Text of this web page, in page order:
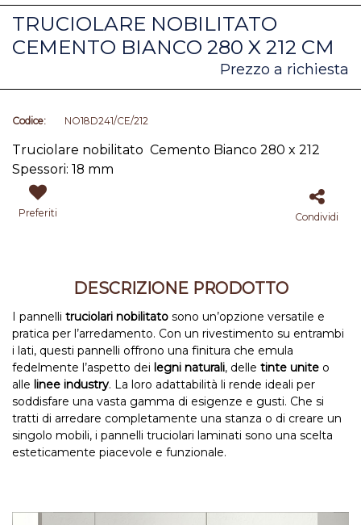
TRUCIOLARE NOBILITATO
CEMENTO BIANCO 280 X 212 CM
Prezzo a richiesta
Codice: NO18D241/CE/212
Truciolare nobilitato Cemento Bianco 280 x 212
Spessori: 18 mm
Preferiti Condividi
DESCRIZIONE PRODOTTO
I pannelli truciolari nobilitato sono un’opzione versatile e
pratica per l’arredamento. Con un rivestimento su entrambi
i lati, questi pannelli offrono una finitura che emula
fedelmente l’aspetto dei legni naturali, delle tinte unite o
alle linee industry. La loro adattabilità li rende ideali per
soddisfare una vasta gamma di esigenze e gusti. Che si
tratti di arredare completamente una stanza o di creare un
singolo mobili, i pannelli truciolari laminati sono una scelta
esteticamente piacevole e funzionale.